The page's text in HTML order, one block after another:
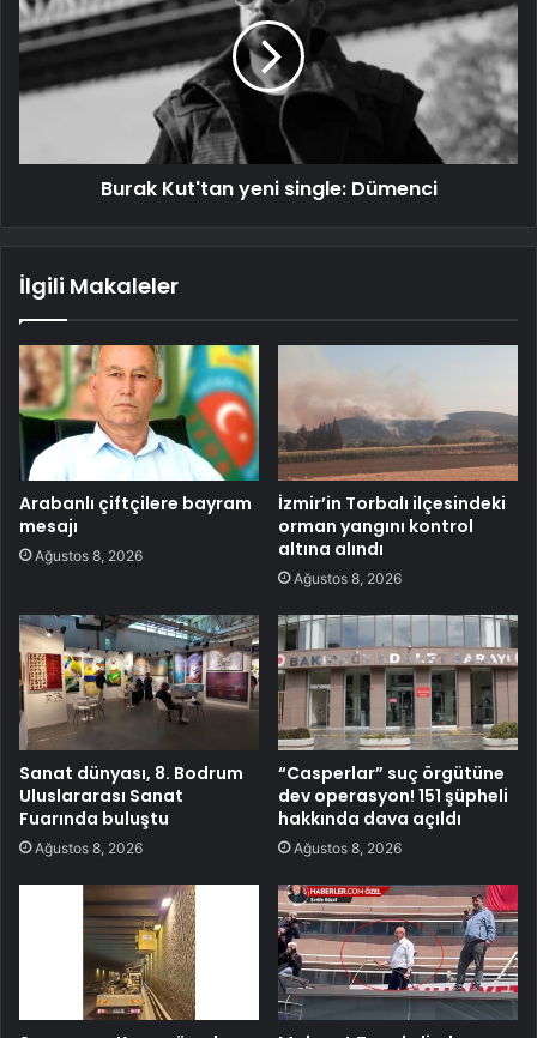
Burak Kut'tan yeni single: Dümenci
İlgili Makaleler
Arabanlı çiftçilere bayram
mesajı
Ağustos 8, 2026
İzmir’in Torbalı ilçesindeki
orman yangını kontrol
altına alındı
Ağustos 8, 2026
Sanat dünyası, 8. Bodrum
Uluslararası Sanat
Fuarında buluştu
Ağustos 8, 2026
“Casperlar” suç örgütüne
dev operasyon! 151 şüpheli
hakkında dava açıldı
Ağustos 8, 2026